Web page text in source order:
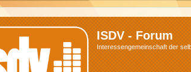
ISDV - Forum
Interessengemeinschaft der